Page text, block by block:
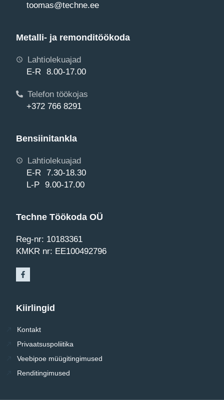
toomas@techne.ee
Metalli- ja remonditöökoda
Lahtiolekuajad
E-R 8.00-17.00
Telefon töökojas
+372 766 8291
Bensiinitankla
Lahtiolekuajad
E-R 7.30-18.30
L-P 9.00-17.00
Techne Töökoda OÜ
Reg-nr: 10183361
KMKR nr: EE100492796
Kiirlingid
Kontakt
Privaatsuspoliitika
Veebipoe müügitingimused
Renditingimused